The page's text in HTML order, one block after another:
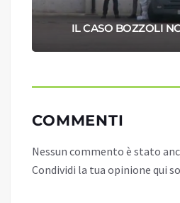
IL CASO BOZZOLI
COMMENTI
Nessun commento è stato
Condividi la tua opinione qui